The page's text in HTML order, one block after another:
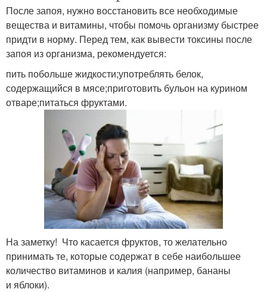
После запоя, нужно восстановить все необходимые
вещества и витамины, чтобы помочь организму быстрее
придти в норму. Перед тем, как вывести токсины после
запоя из организма, рекомендуется:
пить побольше жидкости;употреблять белок,
содержащийся в мясе;приготовить бульон на курином
отваре;питаться фруктами.
На заметку! Что касается фруктов, то желательно
принимать те, которые содержат в себе наибольшее
количество витаминов и калия (например, бананы
и яблоки).